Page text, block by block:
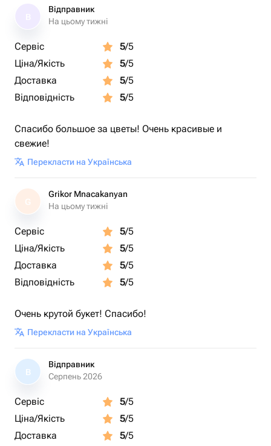
Відправник
На цьому тижні
Сервіс 5/5
Ціна/Якість
5/5
Доставка
5/5
Відповідність
5/5
Спасибо большое за цветы! Очень красивые и
свежие!
Перекласти на Українська
G
Grikor Mnacakanyan
На цьому тижні
Сервіс 5/5
Ціна/Якість
5/5
Доставка
5/5
Відповідність
5/5
Очень крутой букет! Спасибо!
Перекласти на Українська
В
Відправник
Серпень 2026
Сервіс 5/5
Ціна/Якість
5/5
Доставка
5/5